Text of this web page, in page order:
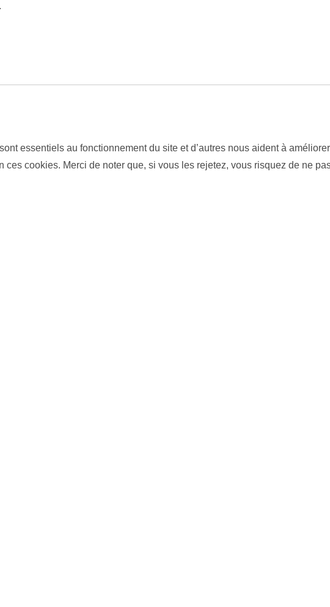
essentiels au fonctionnement du site et d’autres nous aident à
cookies. Merci de noter que, si vous les rejetez, vous risquez de ne